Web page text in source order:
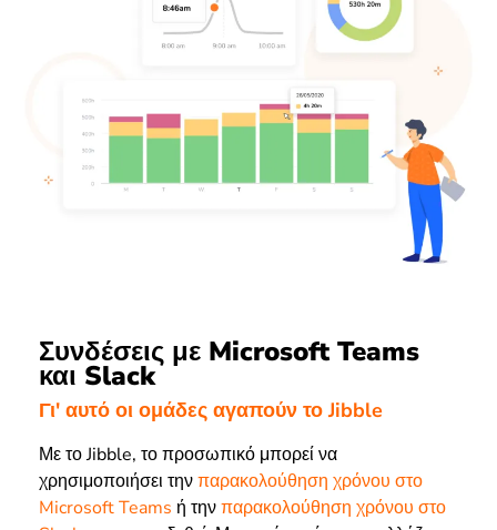
Συνδέσεις με Microsoft Teams
και Slack
Γι' αυτό οι ομάδες αγαπούν το Jibble
Με το Jibble, το προσωπικό μπορεί να
χρησιμοποιήσει τηνπαρακολούθηση χρόνου στο
Microsoft Teams ή τηνπαρακολούθηση χρόνου στο